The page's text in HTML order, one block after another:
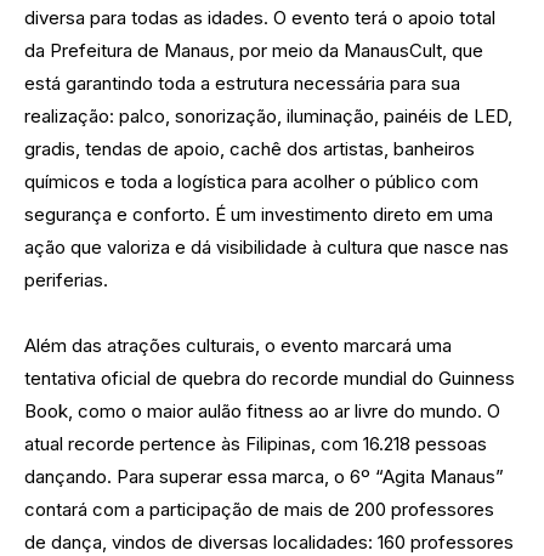
diversa para todas as idades. O evento terá o apoio total
da Prefeitura de Manaus, por meio da ManausCult, que
está garantindo toda a estrutura necessária para sua
realização: palco, sonorização, iluminação, painéis de LED,
gradis, tendas de apoio, cachê dos artistas, banheiros
químicos e toda a logística para acolher o público com
segurança e conforto. É um investimento direto em uma
ação que valoriza e dá visibilidade à cultura que nasce nas
periferias.
Além das atrações culturais, o evento marcará uma
tentativa oficial de quebra do recorde mundial do Guinness
Book, como o maior aulão fitness ao ar livre do mundo. O
atual recorde pertence às Filipinas, com 16.218 pessoas
dançando. Para superar essa marca, o 6º “Agita Manaus”
contará com a participação de mais de 200 professores
de dança, vindos de diversas localidades: 160 professores